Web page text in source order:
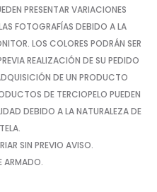
PRESENTAR VARIACIONES
FOTOGRAFÍAS DEBIDO A LA
LOS COLORES PODRÁN SER
REALIZACIÓN DE SU PEDIDO
DE UN PRODUCTO
DE TERCIOPELO PUEDEN
DEBIDO A LA NATURALEZA DE
SIN PREVIO AVISO.
ARMADO.